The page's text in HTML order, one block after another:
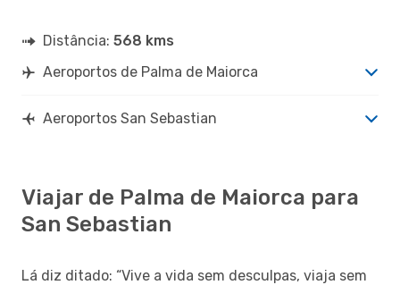
Distância: 568 kms
Aeroportos de Palma de Maiorca
Aeroportos San Sebastian
Viajar de Palma de Maiorca para
San Sebastian
Lá diz ditado: “Vive a vida sem desculpas, viaja sem